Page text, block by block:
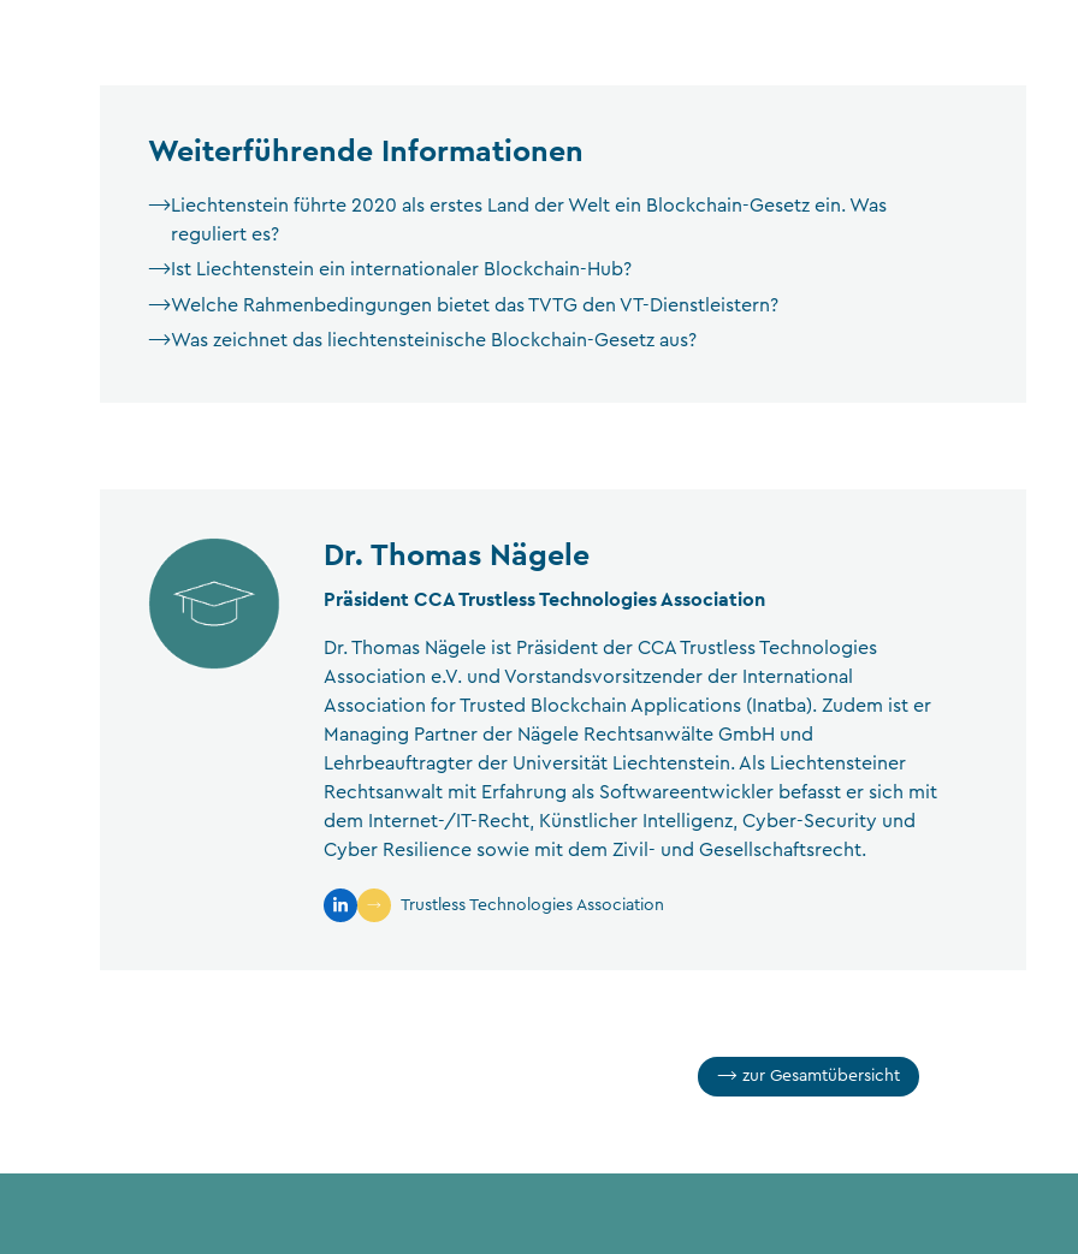
Weiterführende Informationen
Liechtenstein führte 2020 als erstes Land der Welt ein Blockchain-Gesetz ein. Was
reguliert es?
Ist Liechtenstein ein internationaler Blockchain-Hub?
Welche Rahmenbedingungen bietet das TVTG den VT-Dienstleistern?
Was zeichnet das liechtensteinische Blockchain-Gesetz aus?
Dr. Thomas Nägele
Präsident CCA Trustless Technologies Association
Dr. Thomas Nägele ist Präsident der CCA Trustless Technologies
Association e.V. und Vorstandsvorsitzender der International
Association for Trusted Blockchain Applications (Inatba). Zudem ist er
Managing Partner der Nägele Rechtsanwälte GmbH und
Lehrbeauftragter der Universität Liechtenstein. Als Liechtensteiner
Rechtsanwalt mit Erfahrung als Softwareentwickler befasst er sich mit
dem Internet-/IT-Recht, Künstlicher Intelligenz, Cyber-Security und
Cyber Resilience sowie mit dem Zivil- und Gesellschaftsrecht.
Trustless Technologies Association
zur Gesamtübersicht